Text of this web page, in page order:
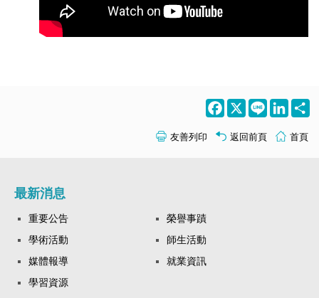
Facebook
X Line
友善列印 返回前頁 首頁
最新消息
重要公告
榮譽事蹟
學術活動
師生活動
媒體報導
就業資訊
學習資源